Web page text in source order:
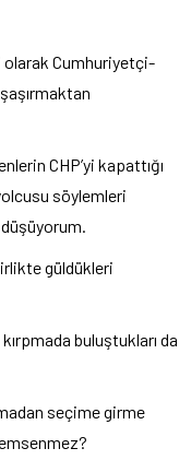
Cumhuriyetçi-
CHP’yi kapattığı
söylemleri
güldükleri
buluştukları da
seçime girme